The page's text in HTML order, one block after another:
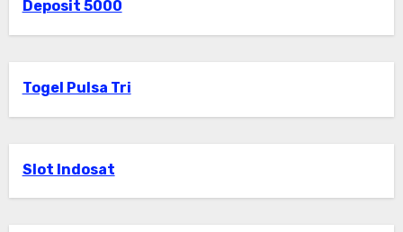
Deposit 5000
Togel Pulsa Tri
Slot Indosat